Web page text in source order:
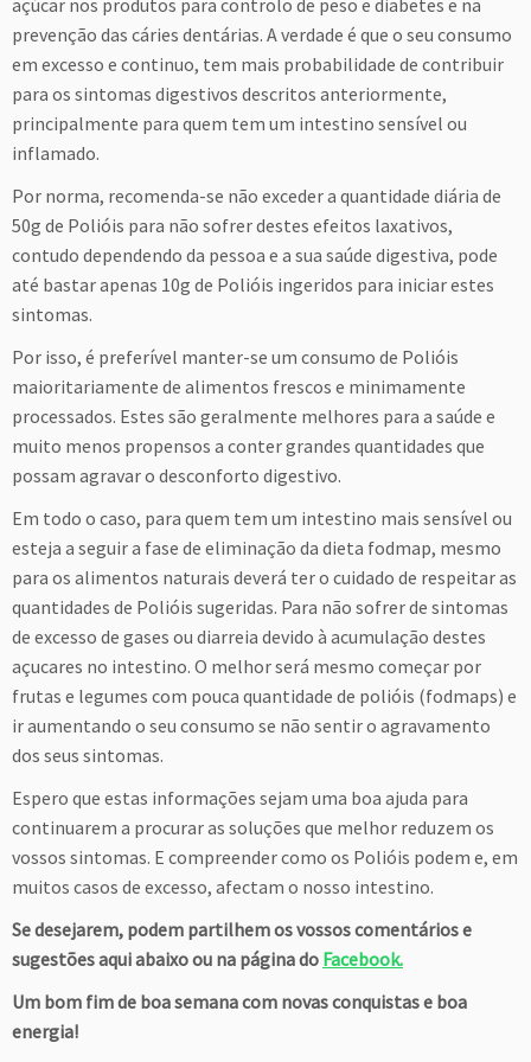
açúcar nos produtos para controlo de peso e diabetes e na
prevenção das cáries dentárias. A verdade é que o seu consumo
em excesso e continuo, tem mais probabilidade de contribuir
para os sintomas digestivos descritos anteriormente,
principalmente para quem tem um intestino sensível ou
inflamado.
Por norma, recomenda-se não exceder a quantidade diária de
50g de Polióis para não sofrer destes efeitos laxativos,
contudo dependendo da pessoa e a sua saúde digestiva, pode
até bastar apenas 10g de Polióis ingeridos para iniciar estes
sintomas.
Por isso, é preferível manter-se um consumo de Polióis
maioritariamente de alimentos frescos e minimamente
processados. Estes são geralmente melhores para a saúde e
muito menos propensos a conter grandes quantidades que
possam agravar o desconforto digestivo.
Em todo o caso, para quem tem um intestino mais sensível ou
esteja a seguir a fase de eliminação da dieta fodmap, mesmo
para os alimentos naturais deverá ter o cuidado de respeitar as
quantidades de Polióis sugeridas. Para não sofrer de sintomas
de excesso de gases ou diarreia devido à acumulação destes
açucares no intestino. O melhor será mesmo começar por
frutas e legumes com pouca quantidade de polióis (fodmaps) e
ir aumentando o seu consumo se não sentir o agravamento
dos seus sintomas.
Espero que estas informações sejam uma boa ajuda para
continuarem a procurar as soluções que melhor reduzem os
vossos sintomas. E compreender como os Polióis podem e, em
muitos casos de excesso, afectam o nosso intestino.
Se desejarem, podem partilhem os vossos comentários e
sugestões aqui abaixo ou na página do Facebook.
Um bom fim de boa semana com novas conquistas e boa
energia!